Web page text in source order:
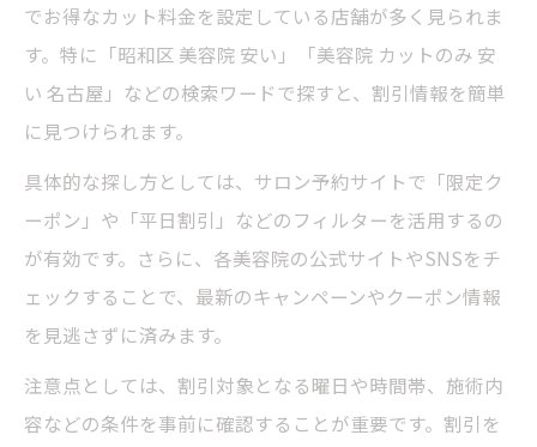
でお得なカット料金を設定している店舗が多く見られま
す。特に「昭和区 美容院 安い」「美容院 カットのみ 安
い 名古屋」などの検索ワードで探すと、割引情報を簡単
に見つけられます。
具体的な探し方としては、サロン予約サイトで「限定ク
ーポン」や「平日割引」などのフィルターを活用するの
が有効です。さらに、各美容院の公式サイトやSNSをチ
ェックすることで、最新のキャンペーンやクーポン情報
を見逃さずに済みます。
注意点としては、割引対象となる曜日や時間帯、施術内
容などの条件を事前に確認することが重要です。割引を